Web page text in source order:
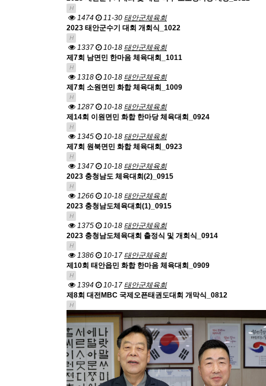
H
1474 11-30 태안군체육회
2023 태안군수기 대회 개회식_1022
H
1337 10-18 태안군체육회
제7회 남면민 한마음 체육대회_1011
H
1318 10-18 태안군체육회
제7회 소원면민 화합 체육대회_1009
H
1287 10-18 태안군체육회
제14회 이원면민 화합 한마당 체육대회_0924
H
1345 10-18 태안군체육회
제7회 원북면민 화합 체육대회_0923
H
1347 10-18 태안군체육회
2023 충청남도 체육대회(2)_0915
H
1266 10-18 태안군체육회
2023 충청남도체육대회(1)_0915
H
1375 10-18 태안군체육회
2023 충청남도체육대회 출정식 및 개회식_0914
H
1386 10-17 태안군체육회
제10회 태안읍민 화합 한마음 체육대회_0909
H
1394 10-17 태안군체육회
제8회 대전MBC 국제오픈태권도대회 개막식_0812
H